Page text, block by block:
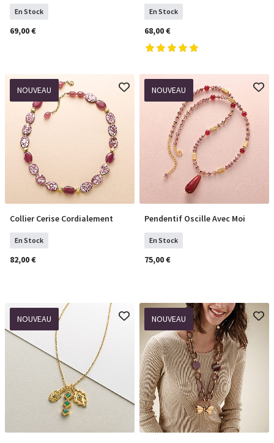
En Stock
69,00 €
En Stock
68,00 €
NOUVEAU
COMMANDER
Collier Cerise Cordialement
En Stock
82,00 €
NOUVEAU
COMMANDER
Pendentif Oscille Avec Moi
En Stock
75,00 €
NOUVEAU NOUVEAU